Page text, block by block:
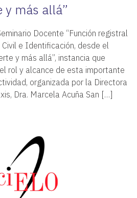
y más allá”
Docente “Función registral
e Identificación, desde el
y más allá”, instancia que
rol y alcance de esta importante
organizada por la Directora
Dra. Marcela Acuña San […]